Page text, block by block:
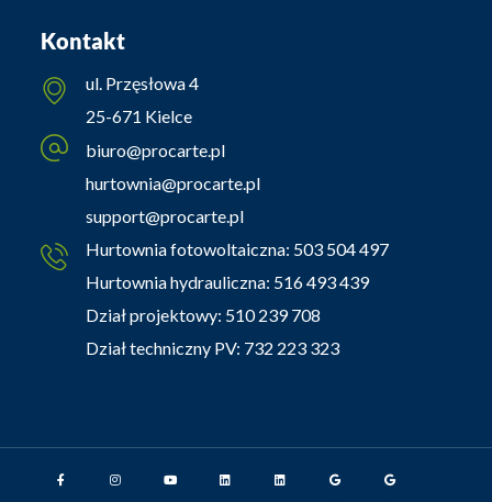
Kontakt
ul. Przęsłowa 4
25-671 Kielce
biuro@procarte.pl
hurtownia@procarte.pl
support@procarte.pl
Hurtownia fotowoltaiczna: 503 504 497
Hurtownia hydrauliczna: 516 493 439
Dział projektowy: 510 239 708
Dział techniczny PV: 732 223 323